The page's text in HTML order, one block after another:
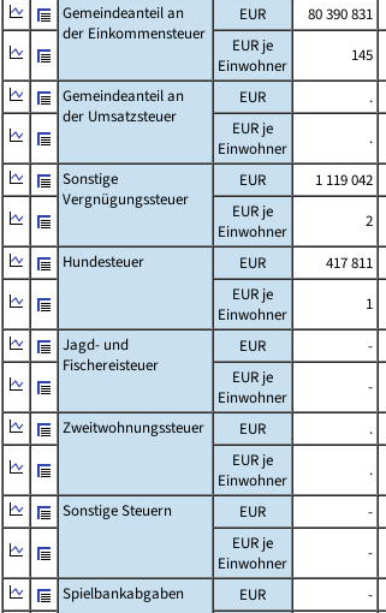
Gemeindeanteil an
der Einkommensteuer
EUR 80 390 831
EUR je
Einwohner
145
Gemeindeanteil an
der Umsatzsteuer
EUR .
EUR je
Einwohner
.
Sonstige
Vergnügungssteuer
EUR 1 119 042
EUR je
Einwohner
2
Hundesteuer
EUR 417 811
EUR je
Einwohner
1
Jagd- und
Fischereisteuer
EUR -
EUR je
Einwohner
-
Zweitwohnungssteuer
EUR .
EUR je
Einwohner
.
Sonstige Steuern
EUR -
EUR je
Einwohner
-
Spielbankabgaben
EUR -